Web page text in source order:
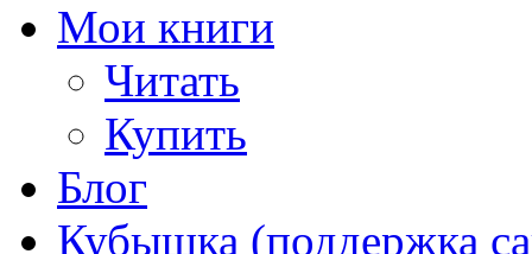
Мои книги
Читать
Купить
Блог
Кубышка (поддержка